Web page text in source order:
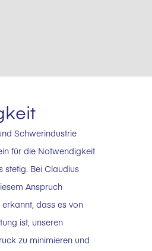
Schwerindustrie
für die Notwendigkeit
stetig. Bei Claudius
Anspruch
dass es von
ist, unseren
zu minimieren und